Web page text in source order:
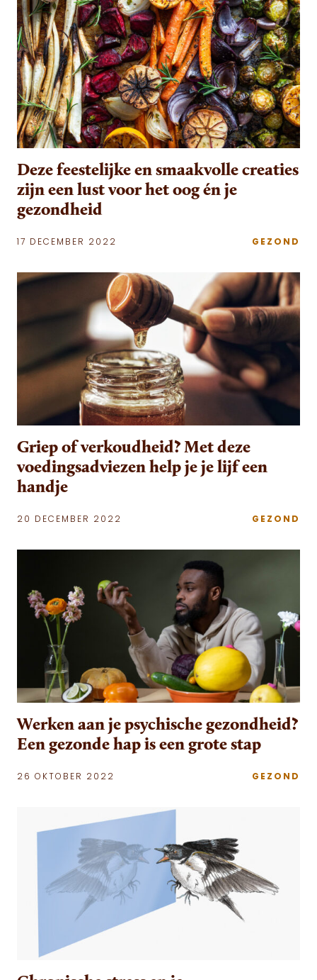
Deze feestelijke en smaakvolle creaties
zijn een lust voor het oog én je
gezondheid
17 DECEMBER 2022 GEZOND
Griep of verkoudheid? Met deze
voedingsadviezen help je je lijf een
handje
20 DECEMBER 2022 GEZOND
Werken aan je psychische gezondheid?
Een gezonde hap is een grote stap
26 OKTOBER 2022 GEZOND